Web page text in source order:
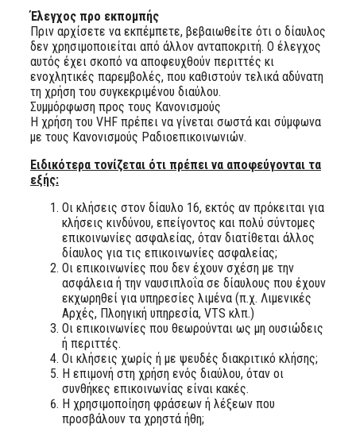
Έλεγχος προ εκπομπής
Πριν αρχίσετε να εκπέμπετε, βεβαιωθείτε ότι ο δίαυλος
δεν χρησιμοποιείται από άλλον ανταποκριτή. Ο έλεγχος
αυτός έχει σκοπό να αποφευχθούν περιττές κι
ενοχλητικές παρεμβολές, που καθιστούν τελικά αδύνατη
τη χρήση του συγκεκριμένου διαύλου.
Συμμόρφωση προς τους Κανονισμούς
Η χρήση του VHF πρέπει να γίνεται σωστά και σύμφωνα
με τους Κανονισμούς Ραδιοεπικοινωνιών.
Ειδικότερα τονίζεται ότι πρέπει να αποφεύγονται τα
εξής:
Oι κλήσεις στον δίαυλο 16, εκτός αν πρόκειται για
κλήσεις κινδύνου, επείγοντος και πολύ σύντομες
επικοινωνίες ασφαλείας, όταν διατίθεται άλλος
δίαυλος για τις επικοινωνίες ασφαλείας;
Oι επικοινωνίες που δεν έχουν σχέση με την
ασφάλεια ή την ναυσιπλοΐα σε δίαυλους που έχουν
εκχωρηθεί για υπηρεσίες λιμένα (π.χ. Λιμενικές
Αρχές, Πλοηγική υπηρεσία, VTS κλπ.)
Oι επικοινωνίες που θεωρούνται ως μη ουσιώδεις
ή περιττές.
Oι κλήσεις χωρίς ή με ψευδές διακριτικό κλήσης;
H επιμονή στη χρήση ενός διαύλου, όταν οι
συνθήκες επικοινωνίας είναι κακές.
H χρησιμοποίηση φράσεων ή λέξεων που
προσβάλουν τα χρηστά ήθη;